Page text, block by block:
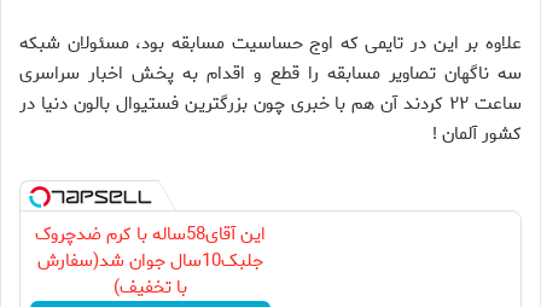
علاوه بر این در تایمی که اوج حساسیت مسابقه بود، مسئولان شبکه
سه ناگهان تصاویر مسابقه را قطع و اقدام به پخش اخبار سراسری
ساعت ۲۲ کردند آن هم با خبری چون بزرگترین فستیوال بالون دنیا در
کشور آلمان !
این آقای58ساله با کرم ضدچروک
جلبک10سال جوان شد(سفارش
با تخفیف)